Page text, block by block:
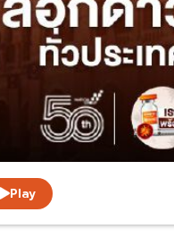
Play